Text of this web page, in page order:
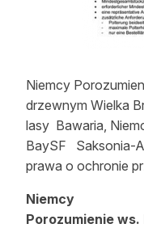
Prenumerata
Reklama
Zostań autorem
Archiwum
Niemcy
drzewnym Wielka
lasy Bawaria,
BaySF Saksonia-
prawa o ochronie
Niemcy
Porozumienie